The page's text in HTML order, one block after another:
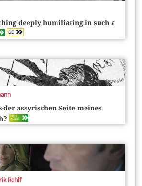
deeply humiliating in such a
DE
assyrischen Seite meines
OPEN
ACCESS
Rohlf